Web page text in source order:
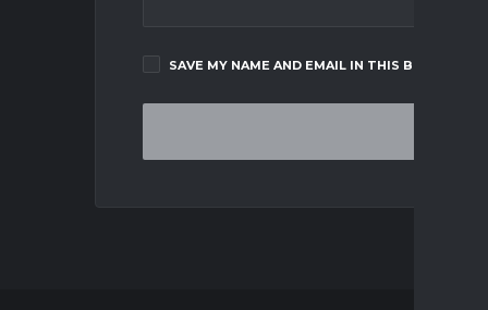
SAVE MY NAME AND EMAIL IN THIS BROWSER